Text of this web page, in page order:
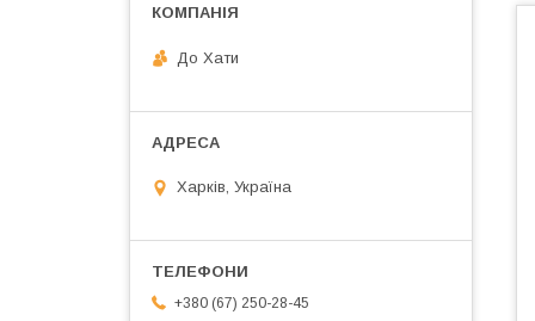
До Хати
Харків, Україна
+380 (67) 250-28-45